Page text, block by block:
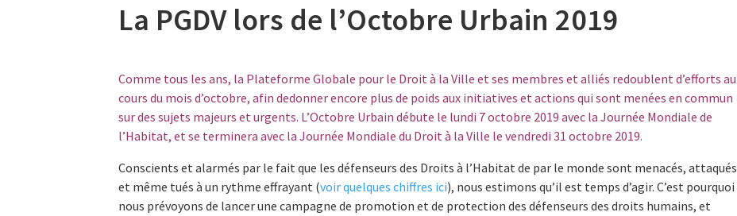
La PGDV lors de l’Octobre Urbain 2019
Comme tous les ans, la Plateforme Globale pour le Droit à la Ville et ses membres et alliés redoublent d’efforts au
cours du mois d’octobre, afin dedonner encore plus de poids aux initiatives et actions qui sont menées en commun
sur des sujets majeurs et urgents. L’Octobre Urbain débute le lundi 7 octobre 2019 avec la Journée Mondiale de
l’Habitat, et se terminera avec la Journée Mondiale du Droit à la Ville le vendredi 31 octobre 2019.
Conscients et alarmés par le fait que les défenseurs des Droits à l’Habitat de par le monde sont menacés, attaqués
et même tués à un rythme effrayant (voir quelques chiffres ici), nous estimons qu’il est temps d’agir. C’est pourquoi
nous prévoyons de lancer une campagne de promotion et de protection des défenseurs des droits humains, et